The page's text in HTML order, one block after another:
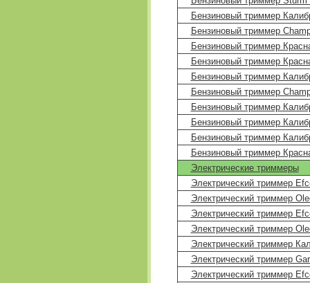
Бензиновый триммер
Бензиновый триммер
Бензиновый триммер
Бензиновый триммер
Бензиновый триммер
Бензиновый триммер
Бензиновый триммер
Бензиновый триммер
Бензиновый триммер
Бензиновый триммер
Электрические триммеры
Электрический триммер
Электрический триммер
Электрический триммер
Электрический триммер
Электрический триммер
Электрический триммер
Электрический триммер